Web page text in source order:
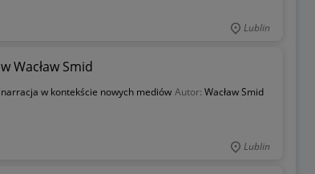
Lublin
Wacław Smid
w kontekście nowych mediów Autor: Wacław Smid
Lublin